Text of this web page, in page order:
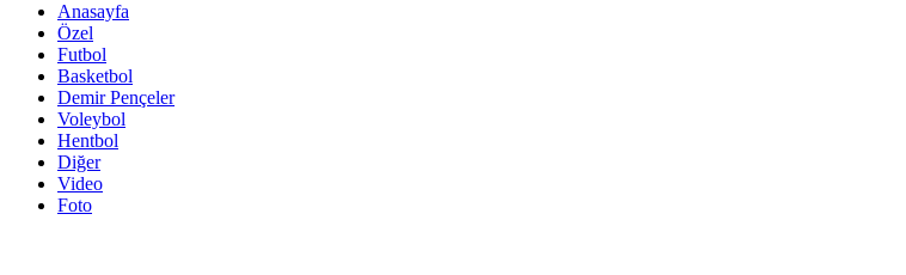
Anasayfa
Özel
Futbol
Basketbol
Demir Pençeler
Voleybol
Hentbol
Diğer
Video
Foto